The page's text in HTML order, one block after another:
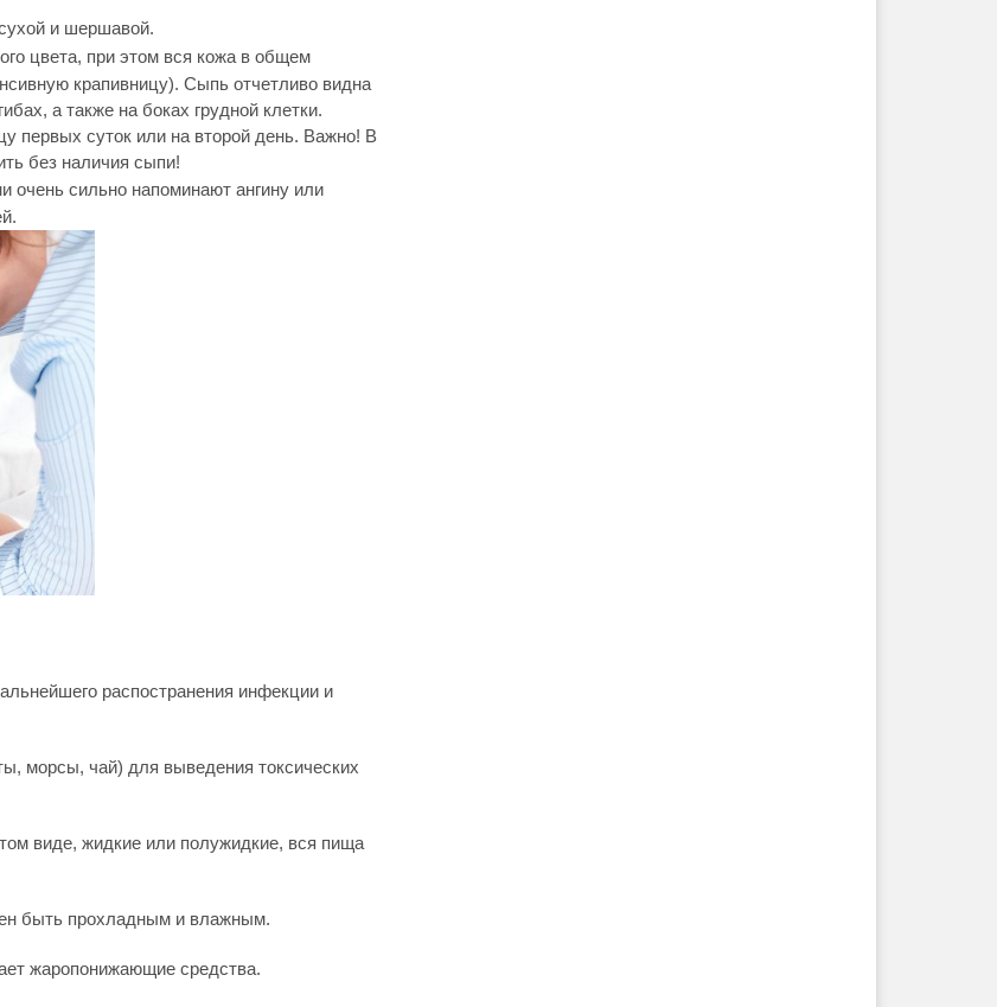
и шершавой.
цвета, при этом вся кожа в общем
крапивницу). Сыпь отчетливо видна
а также на боках грудной клетки.
первых суток или на второй день. Важно! В
без наличия сыпи!
очень сильно напоминают ангину или
распостранения инфекции и
морсы, чай) для выведения токсических
виде, жидкие или полужидкие, вся пища
быть прохладным и влажным.
жаропонижающие средства.